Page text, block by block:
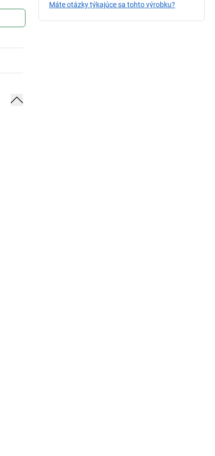
Máte otázky týkajúce sa tohto výrobku?